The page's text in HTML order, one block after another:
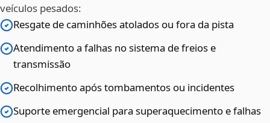
veículos pesados:
Resgate de caminhões atolados ou fora da pista
Atendimento a falhas no sistema de freios e
transmissão
Recolhimento após tombamentos ou incidentes
Suporte emergencial para superaquecimento e falhas